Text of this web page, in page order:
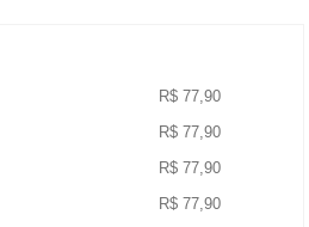
R$ 77,90
R$ 77,90
R$ 77,90
R$ 77,90